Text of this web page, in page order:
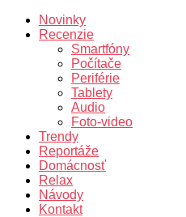
Novinky
Recenzie
Smartfóny
Počítače
Periférie
Tablety
Audio
Foto-video
Trendy
Reportáže
Domácnosť
Relax
Návody
Kontakt